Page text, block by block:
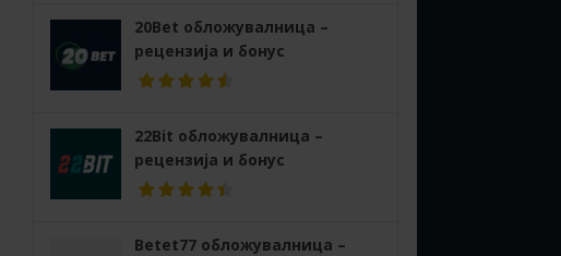
20Bet обложувалница –
рецензија и бонус
22Bit обложувалница –
рецензија и бонус
Betet77 обложувалница –